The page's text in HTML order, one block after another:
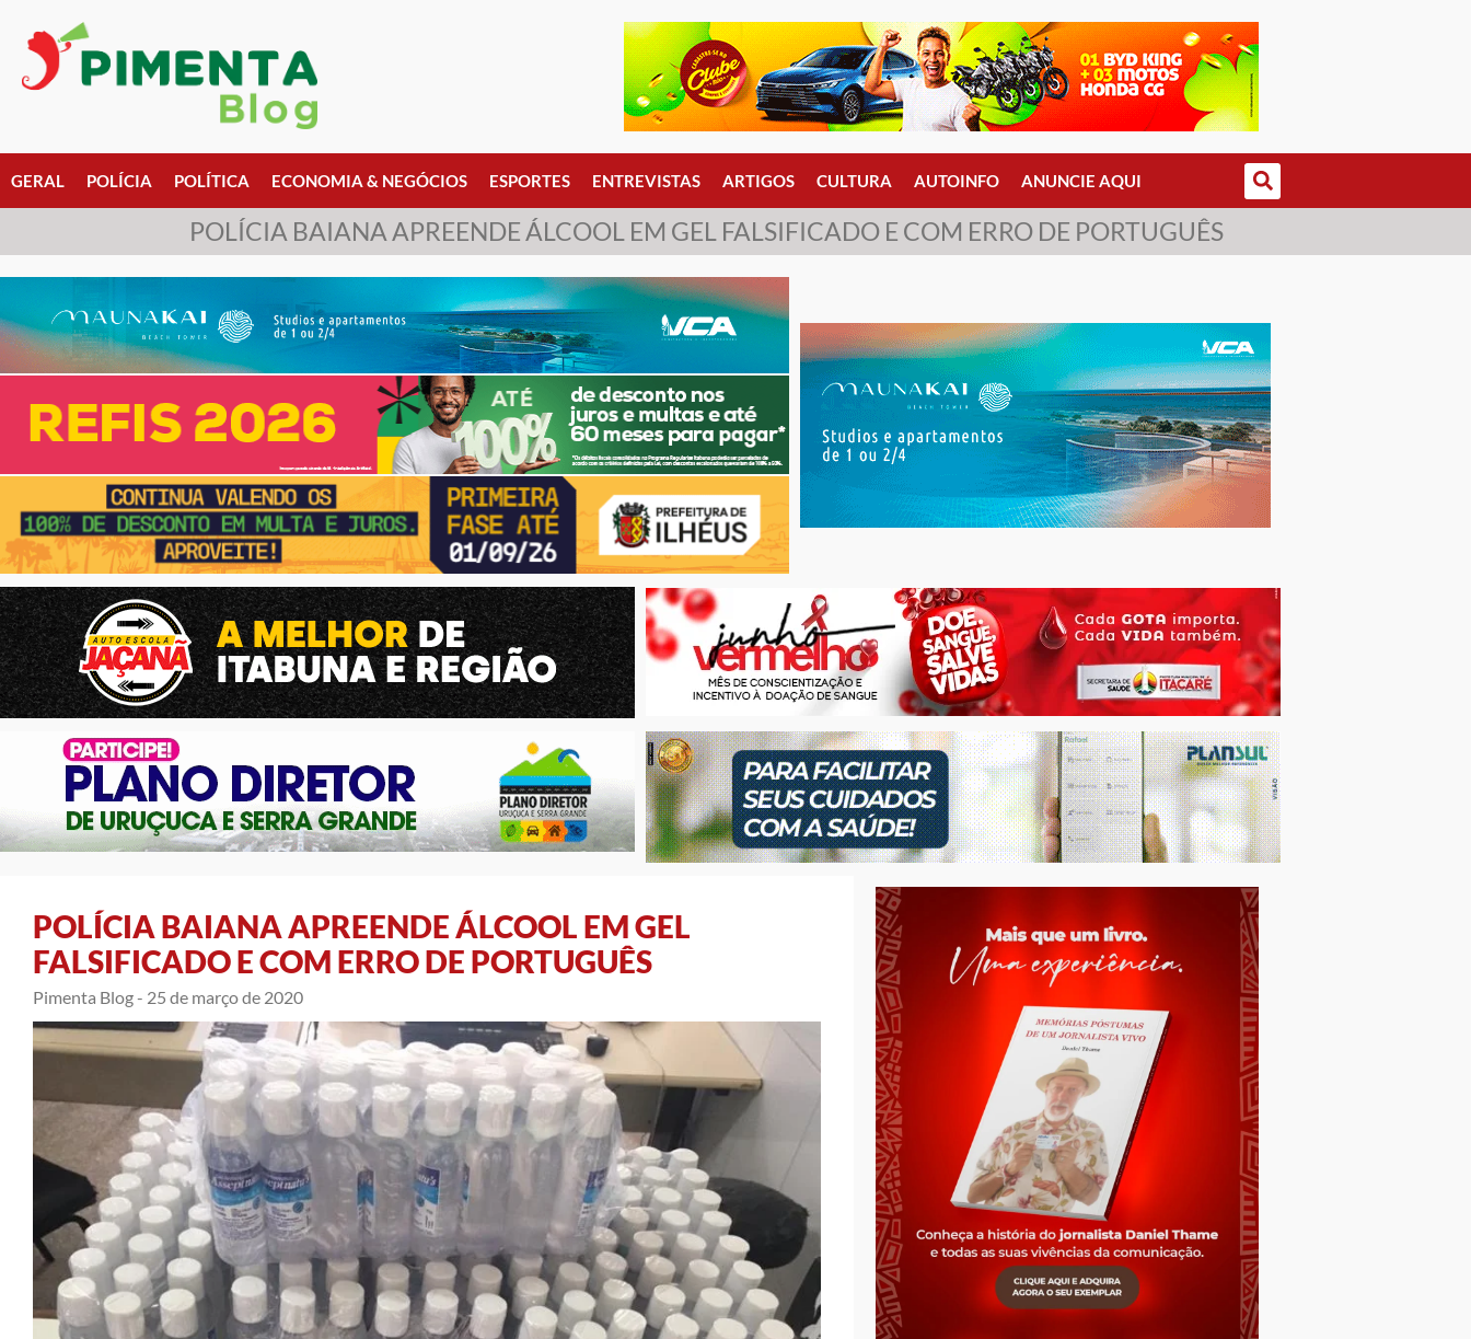
GERAL POLÍCIA POLÍTICA ECONOMIA & NEGÓCIOS ESPORTES ENTREVISTAS ARTIGOS CULTURA AUTOINFO ANUNCIE AQUI
POLÍCIA BAIANA APREENDE ÁLCOOL EM GEL FALSIFICADO E COM ERRO DE PORTUGUÊS
POLÍCIA BAIANA APREENDE ÁLCOOL EM GEL
FALSIFICADO E COM ERRO DE PORTUGUÊS
Pimenta Blog - 25 de março de 2020